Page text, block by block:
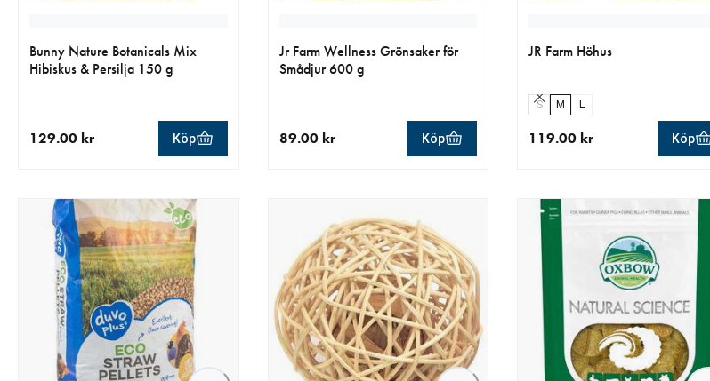
Bunny Nature Botanicals Mix
Hibiskus & Persilja 150 g
129.00 kr Köp
Jr Farm Wellness Grönsaker för
Smådjur 600 g
89.00 kr Köp
JR Farm Höhus
S M L
119.00 kr Köp